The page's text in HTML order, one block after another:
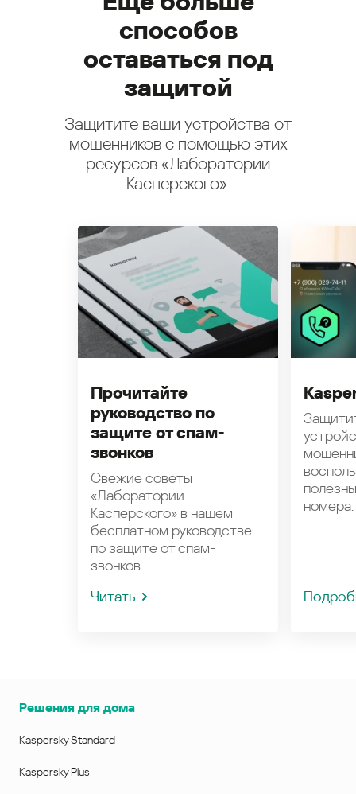
способов
оставаться под
защитой
Защитите ваши устройства от
мошенников с помощью этих
ресурсов «Лаборатории
Касперского».
Прочитайте
руководство по
защите от спам-
звонков
Свежие советы
«Лаборатории
Касперского» в нашем
бесплатном руководстве
по защите от спам-
звонков.
Читать
номера.
Решения для дома
Kaspersky Standard
Kaspersky Plus